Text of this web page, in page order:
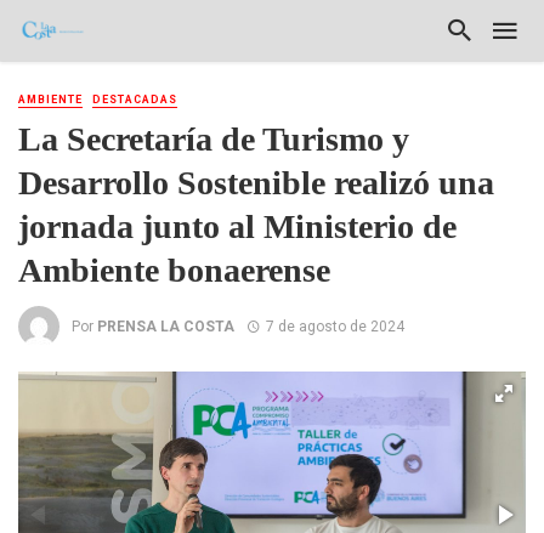
AMBIENTE DESTACADAS
La Secretaría de Turismo y
Desarrollo Sostenible realizó una
jornada junto al Ministerio de
Ambiente bonaerense
Por PRENSA LA COSTA 7 de agosto de 2024